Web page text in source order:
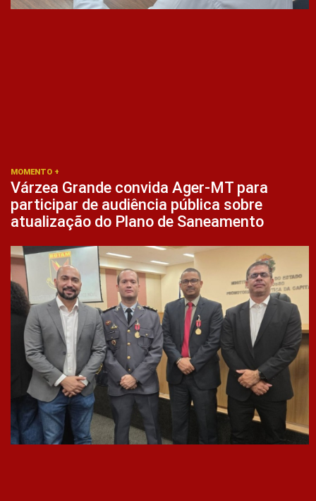
MOMENTO +
Várzea Grande convida Ager-MT para
participar de audiência pública sobre
atualização do Plano de Saneamento